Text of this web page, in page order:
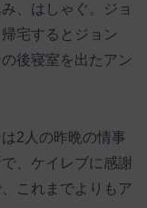
、はしゃぐ。ジョ
宅するとジョン
後寝室を出たアン
2人の昨晩の情事
、ケイレブに感謝
これまでよりもア